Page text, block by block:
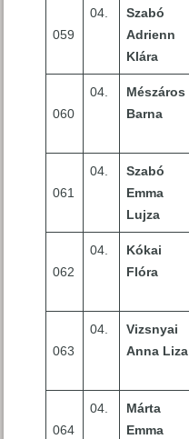
059
04.
Szabó
Adrienn
Klára
060
04.
Mészáros
Barna
061
04.
Szabó
Emma
Lujza
062
04.
Kókai
Flóra
063
04.
Vizsnyai
Anna Liza
064
04.
Márta
Emma